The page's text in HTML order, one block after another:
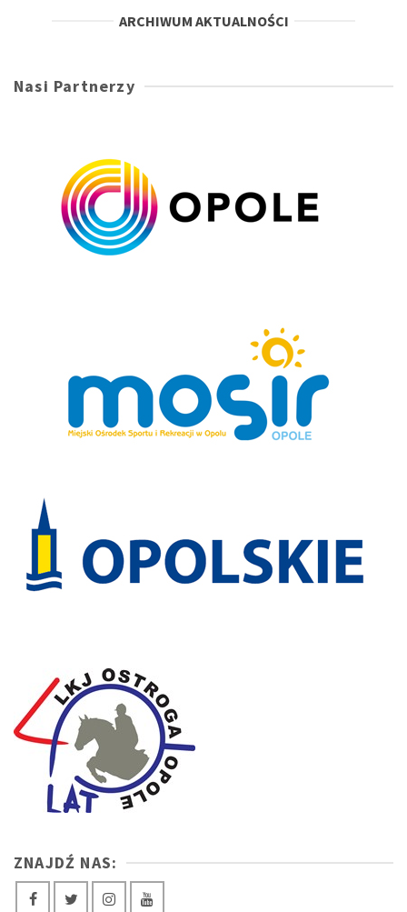
ARCHIWUM AKTUALNOŚCI
Nasi Partnerzy
ZNAJDŹ NAS: